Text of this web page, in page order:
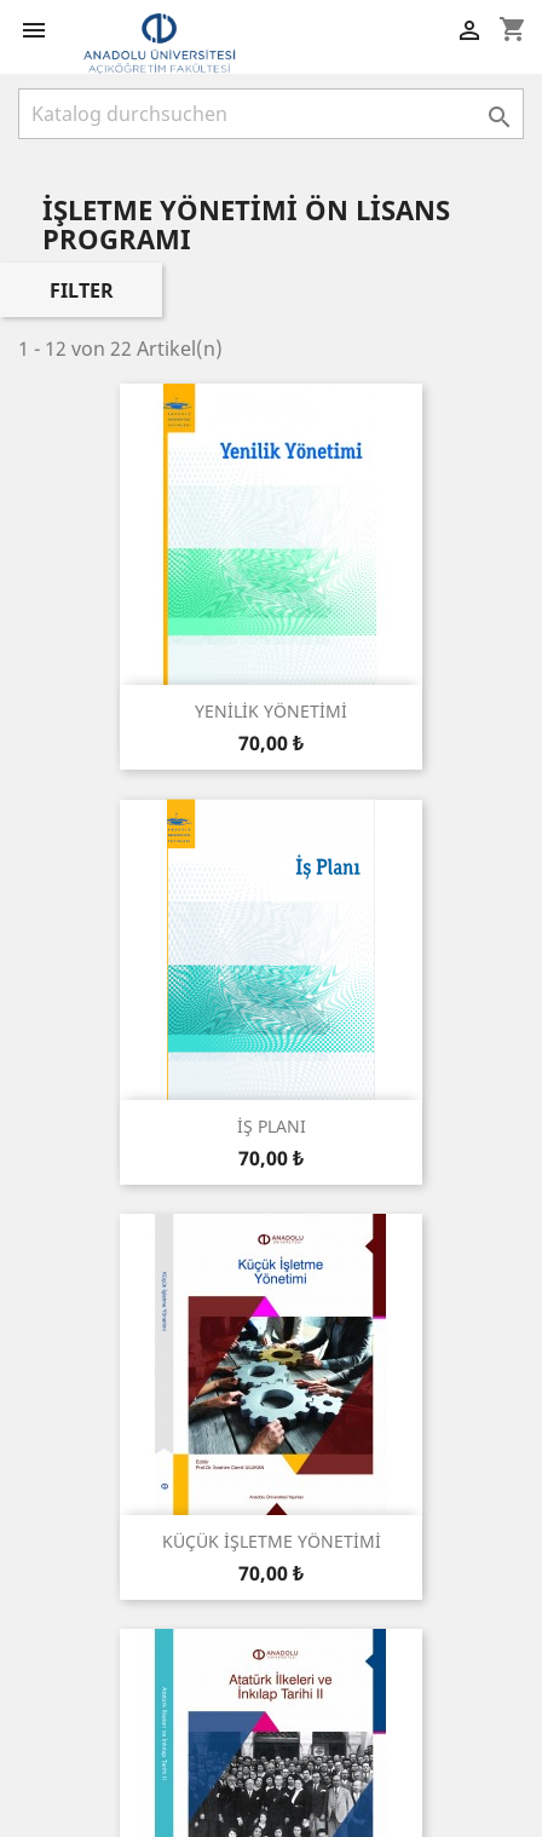
 shopping_cart


İŞLETME YÖNETİMİ ÖN LİSANS
PROGRAMI
FILTER
1 - 12 von 22 Artikel(n)
YENİLİK YÖNETİMİ
Preis
70,00 ₺
İŞ PLANI
Preis
70,00 ₺
KÜÇÜK İŞLETME YÖNETİMİ
Preis
70,00 ₺